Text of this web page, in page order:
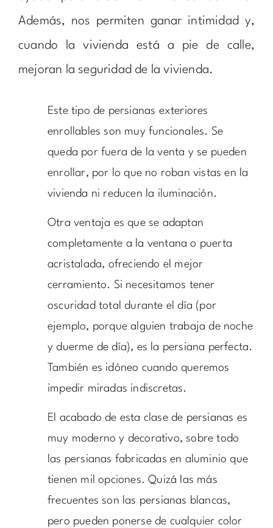
Además, nos permiten ganar intimidad y,
cuando la vivienda está a pie de calle,
mejoran la seguridad de la vivienda.
Este tipo de persianas exteriores
enrollables son muy funcionales. Se
queda por fuera de la venta y se pueden
enrollar, por lo que no roban vistas en la
vivienda ni reducen la iluminación.
Otra ventaja es que se adaptan
completamente a la ventana o puerta
acristalada, ofreciendo el mejor
cerramiento. Si necesitamos tener
oscuridad total durante el día (por
ejemplo, porque alguien trabaja de noche
y duerme de día), es la persiana perfecta.
También es idóneo cuando queremos
impedir miradas indiscretas.
El acabado de esta clase de persianas es
muy moderno y decorativo, sobre todo
las persianas fabricadas en aluminio que
tienen mil opciones. Quizá las más
frecuentes son las persianas blancas,
pero pueden ponerse de cualquier color